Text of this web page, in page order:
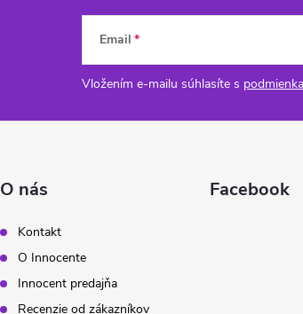
Email
Vložením e-mailu súhlasíte s
O nás
Kontakt
O Innocente
Innocent predajňa
Recenzie od zákazníkov
Facebook